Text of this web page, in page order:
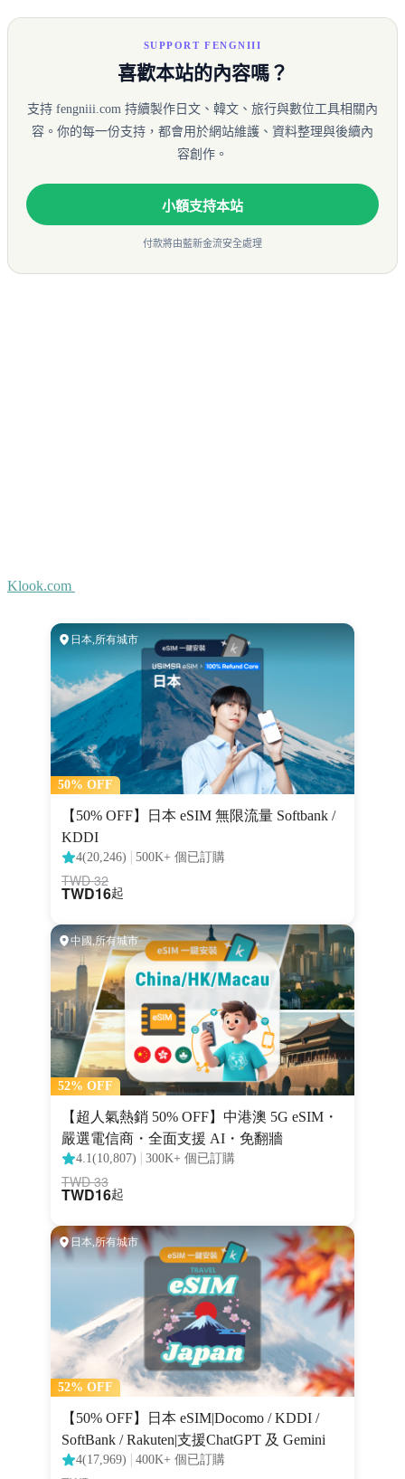
SUPPORT FENGNIII
喜歡本站的內容嗎？
支持 fengniii.com 持續製作日文、韓文、旅行與數位工具相關內
容。你的每一份支持，都會用於網站維護、資料整理與後續內
容創作。
小額支持本站
付款將由藍新金流安全處理
Klook.com